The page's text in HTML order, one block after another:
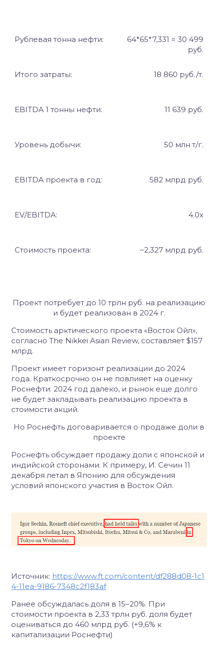
Рублевая тонна нефти:
64*65*7,331 = 30 499
руб.
Итого затраты: 18 860 руб./т.
EBITDA 1 тонны нефти: 11 639 руб.
Уровень добычи: 50 млн т/г.
EBITDA проекта в год: 582 млрд руб.
EV/EBITDA: 4.0x
Стоимость проекта: ~2,327 млрд руб.
Проект потребует до 10 трлн руб. на реализацию
и будет реализован в 2024 г.
Стоимость арктического проекта «Восток Ойл»,
согласно The Nikkei Asian Review, составляет $157
млрд.
Проект имеет горизонт реализации до 2024
года. Краткосрочно он не повлияет на оценку
Роснефти: 2024 год далеко, и рынок еще долго
не будет закладывать реализацию проекта в
стоимости акций.
Но Роснефть договаривается о продаже доли в
проекте
Роснефть обсуждает продажу доли с японской и
индийской сторонами. К примеру, И. Сечин 11
декабря летал в Японию для обсуждения
условий японского участия в Восток Ойл.
Источник: https://www.ft.com/content/df288d08-1c1
4-11ea-9186-7348c2f183af
Ранее обсуждалась доля в 15–20%. При
стоимости проекта в 2,33 трлн руб. доля будет
оцениваться до 460 млрд руб. (+9,6% к
капитализации Роснефти)